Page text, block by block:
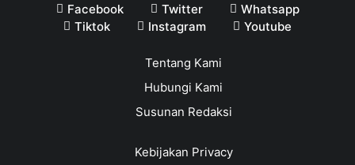
Facebook Twitter
Whatsapp
Tiktok
Instagram Youtube
Tentang Kami
Hubungi Kami
Susunan Redaksi
Kebijakan Privacy